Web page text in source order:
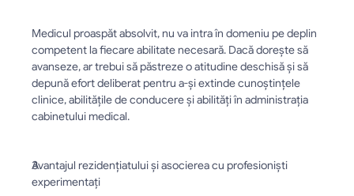
Medicul proaspăt absolvit, nu va intra în domeniu pe deplin
competent la fiecare abilitate necesară. Dacă dorește să
avanseze, ar trebui să păstreze o atitudine deschisă și să
depună efort deliberat pentru a-și extinde cunoștințele
clinice, abilitățile de conducere și abilități în administrația
cabinetului medical.
Avantajul rezidențiatului și asocierea cu profesioniști
experimentați